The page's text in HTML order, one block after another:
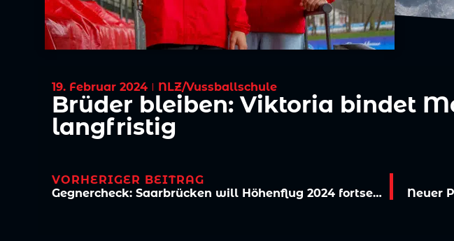
19. Februar 2024 NLZ/Vussballschule
Brüder bleiben: Viktoria bindet
langfristig
VORHERIGER BEITRAG
Gegnercheck: Saarbrücken will Höhenflug 2024 fortsetzen